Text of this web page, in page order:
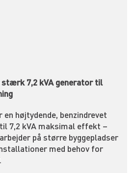
stærk 7,2 kVA generator til
en højtydende, benzindrevet
7,2 kVA maksimal effekt –
på større byggepladser
med behov for